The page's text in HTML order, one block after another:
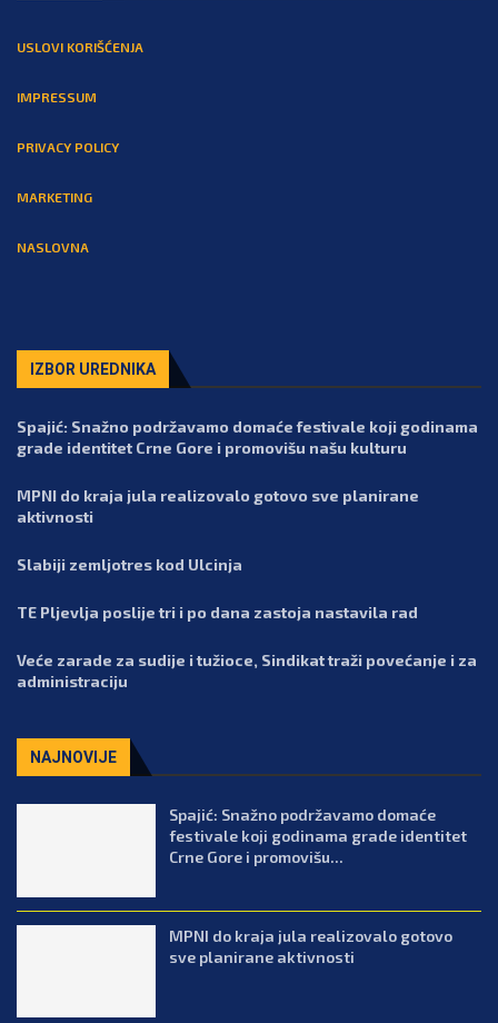
USLOVI KORIŠĆENJA
IMPRESSUM
PRIVACY POLICY
MARKETING
NASLOVNA
IZBOR UREDNIKA
Spajić: Snažno podržavamo domaće festivale koji godinama
grade identitet Crne Gore i promovišu našu kulturu
MPNI do kraja jula realizovalo gotovo sve planirane
aktivnosti
Slabiji zemljotres kod Ulcinja
TE Pljevlja poslije tri i po dana zastoja nastavila rad
Veće zarade za sudije i tužioce, Sindikat traži povećanje i za
administraciju
NAJNOVIJE
Spajić: Snažno podržavamo domaće
festivale koji godinama grade identitet
Crne Gore i promovišu...
MPNI do kraja jula realizovalo gotovo
sve planirane aktivnosti